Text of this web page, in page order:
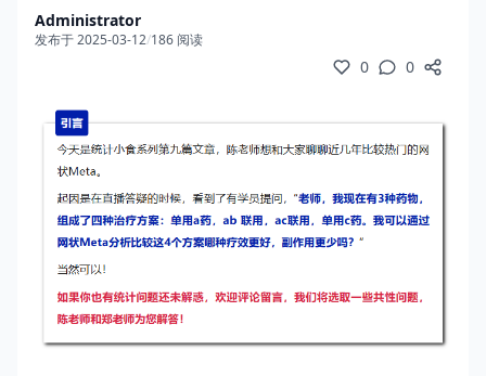
Administrator
发布于 2025-03-12/186 阅读
0 0